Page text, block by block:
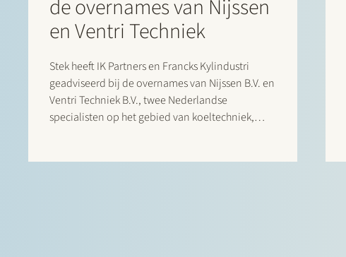
de overnames van Nijssen
en Ventri Techniek
Stek heeft IK Partners en Francks Kylindustri
geadviseerd bij de overnames van Nijssen B.V. en
Ventri Techniek B.V., twee Nederlandse
specialisten op het gebied van koeltechniek,